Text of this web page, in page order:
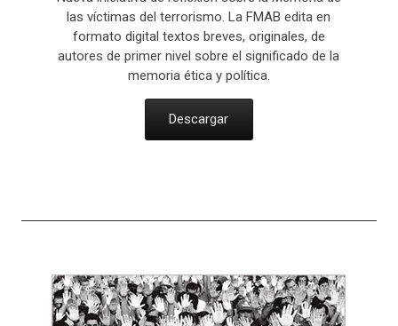
las víctimas del terrorismo. La FMAB edita en
formato digital textos breves, originales, de
autores de primer nivel sobre el significado de la
memoria ética y política.
Descargar